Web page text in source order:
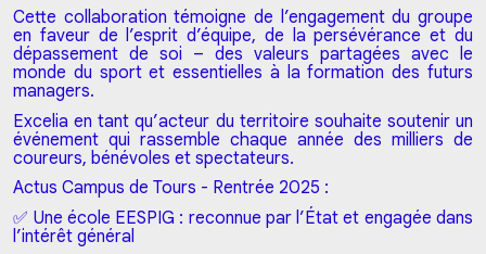
Cette collaboration témoigne de l’engagement du groupe
en faveur de l’esprit d’équipe, de la persévérance et du
dépassement de soi – des valeurs partagées avec le
monde du sport et essentielles à la formation des futurs
managers.
Excelia en tant qu’acteur du territoire souhaite soutenir un
événement qui rassemble chaque année des milliers de
coureurs, bénévoles et spectateurs.
Actus Campus de Tours - Rentrée 2025 :
✅ Une école EESPIG : reconnue par l’État et engagée dans
l’intérêt général